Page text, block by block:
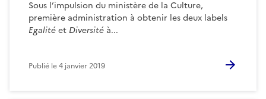
Sous l’impulsion du ministère de la Culture,
première administration à obtenir les deux labels
Egalitéet Diversité à...
Publié le4 janvier 2019